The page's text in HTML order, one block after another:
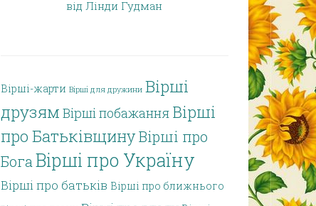
від Лінди Гудман
Вірші-жарти Вірші для дружини Вірші
друзям Вірші побажання Вірші
про Батьківщину Вірші про
БогаВірші про Україну
Вірші про батьків Вірші про ближнього